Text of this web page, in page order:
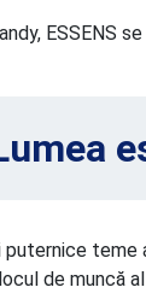
ESSENS
puternice
de muncă